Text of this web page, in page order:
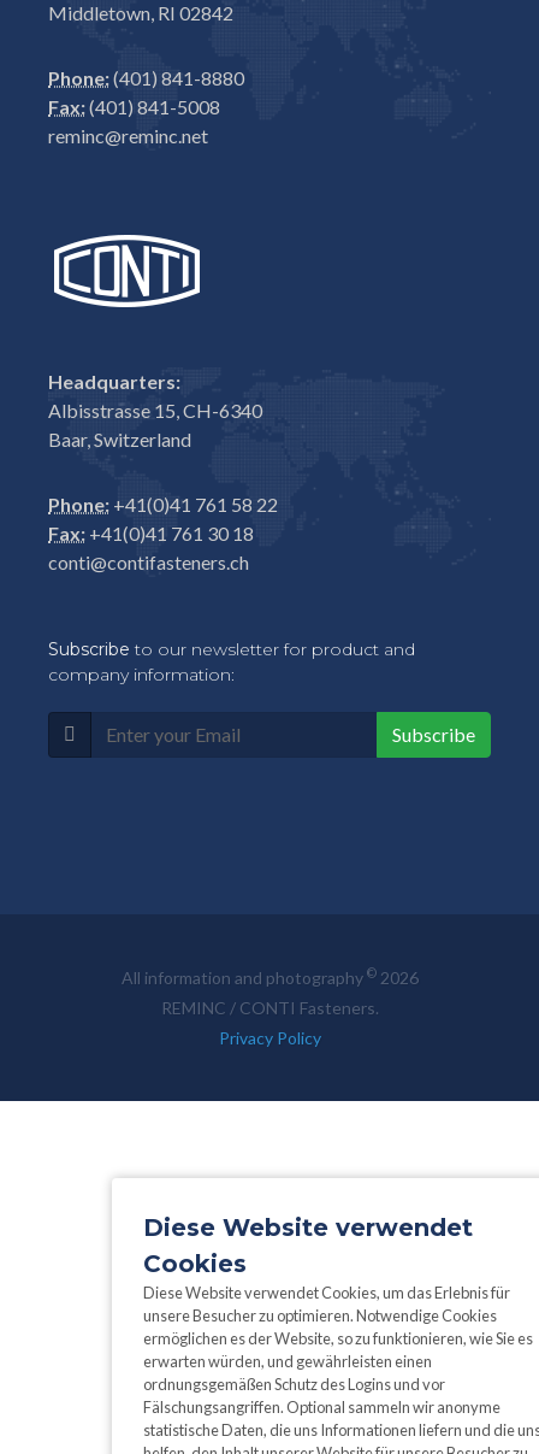
Middletown, RI 02842
Phone:(401) 841-8880
Fax:(401) 841-5008
reminc@reminc.net
Headquarters:
Albisstrasse 15, CH-6340
Baar, Switzerland
Phone: +41(0)41 761 58 22
Fax: +41(0)41 761 30 18
conti@contifasteners.ch
Subscribe to our newsletter for product and
company information:
Subscribe
All information and photography ©2026
REMINC / CONTI Fasteners.
Privacy Policy
Diese Website verwendet
Cookies
Diese Website verwendet Cookies, um das Erlebnis für
unsere Besucher zu optimieren. Notwendige Cookies
ermöglichen es der Website, so zu funktionieren, wie Sie es
erwarten würden, und gewährleisten einen
ordnungsgemäßen Schutz des Logins und vor
Fälschungsangriffen. Optional sammeln wir anonyme
statistische Daten, die uns Informationen liefern und die